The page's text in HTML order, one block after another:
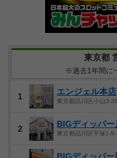
東京都
※過去1年間に
1 エンジェル本店
東京都品川区小山3-
2 BIGディッパ
東京都品川区平塚1-8-